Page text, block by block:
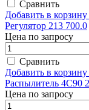
Сравнить
Добавить в корзину
Регулятор 213 700.0
Цена по запросу
Сравнить
Добавить в корзину
Распылитель 4C90
Цена по запросу